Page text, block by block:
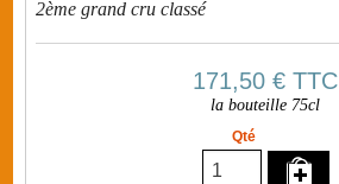
2ème grand cru classé
171,50 € TTC
la bouteille 75cl
Qté